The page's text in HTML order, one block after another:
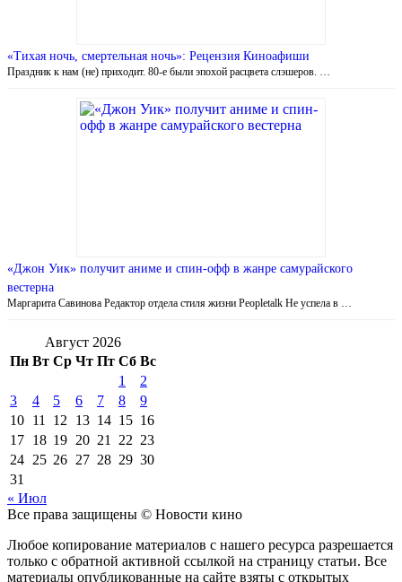
«Тихая ночь, смертельная ночь»: Рецензия Киноафиши
Праздник к нам (не) приходит. 80-е были эпохой расцвета слэшеров. …
«Джон Уик» получит аниме и спин-офф в жанре самурайского
вестерна
Маргарита Савинова Редактор отдела стиля жизни Peopletalk Не успела в …
Август 2026
Пн Вт Ср Чт Пт Сб Вс
1
2
3
4 5 6 7 8
9
10 11 12 13 14 15 16
17 18 19 20 21 22 23
24 25 26 27 28 29 30
31
« Июл
Все права защищены © Новости кино
Любое копирование материалов с нашего ресурса разрешается
только с обратной активной ссылкой на страницу статьи. Все
материалы опубликованные на сайте взяты с открытых